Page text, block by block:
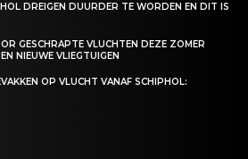
DREIGEN DUURDER TE WORDEN EN DIT IS
GESCHRAPTE VLUCHTEN DEZE ZOMER
NIEUWE VLIEGTUIGEN
OP VLUCHT VANAF SCHIPHOL: